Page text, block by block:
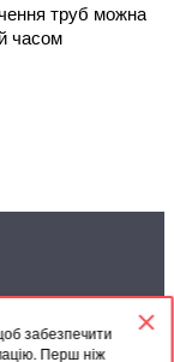
забезпечити
Перш ніж
труб можна
часом